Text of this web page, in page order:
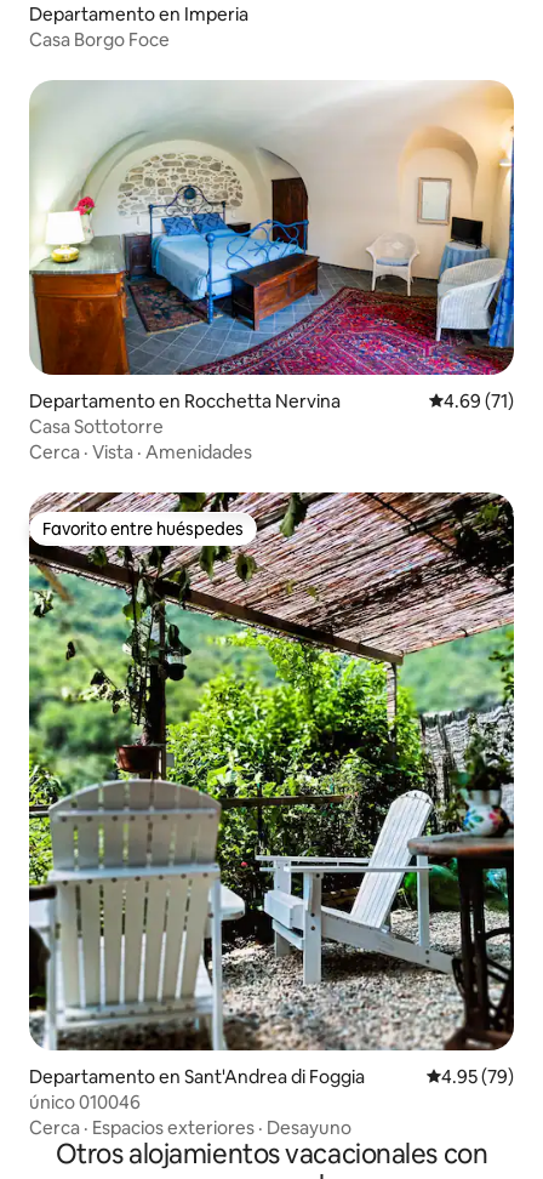
Departamento en Imperia
Casa Borgo Foce
Departamento en Rocchetta Nervina Calificación
4.69 (71)
Casa Sottotorre
Cerca · Vista · Amenidades
Favorito entre huéspedes
Favorito entre huéspedes
Departamento en Sant'Andrea di Foggia Calificación
4.95 (79)
único 010046
Cerca · Espacios exteriores · Desayuno
Otros alojamientos vacacionales con